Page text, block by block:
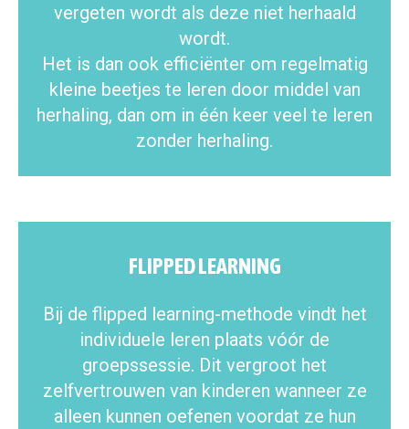
vergeten wordt als deze niet herhaald
wordt.
Het is dan ook efficiënter om regelmatig
kleine beetjes te leren door middel van
herhaling, dan om in één keer veel te leren
zonder herhaling.
FLIPPED LEARNING
Bij de flipped learning-methode vindt het
individuele leren plaats vóór de
groepssessie. Dit vergroot het
zelfvertrouwen van kinderen wanneer ze
alleen kunnen oefenen voordat ze hun